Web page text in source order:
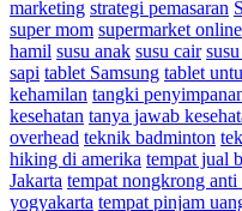
marketing strategi pemasaran
super mom supermarket online
hamil susu anak susu cair
sapi tablet Samsung tablet
kehamilan tangki
kesehatan tanya jawab
overhead teknik badminton
hiking di amerika tempat jual
Jakarta tempat nongkrong anti
yogyakarta tempat pinjam